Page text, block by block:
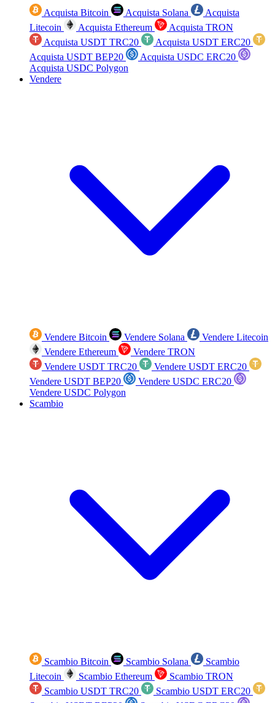
Acquista Bitcoin Acquista Solana
Acquista
Litecoin
Acquista Ethereum
Acquista TRON
Acquista USDT TRC20
Acquista USDT ERC20
Acquista USDT BEP20
Acquista USDC ERC20
Acquista USDC Polygon
Vendere
Vendere Bitcoin Vendere Solana
Vendere Litecoin
Vendere Ethereum
Vendere TRON
Vendere USDT TRC20
Vendere USDT ERC20
Vendere USDT BEP20
Vendere USDC ERC20
Vendere USDC Polygon
Scambio
Scambio Bitcoin Scambio Solana
Scambio
Litecoin
Scambio Ethereum
Scambio TRON
Scambio USDT TRC20
Scambio USDT ERC20